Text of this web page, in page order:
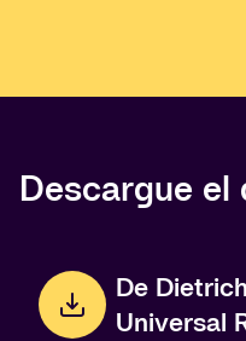
Descargue el
De
Universal